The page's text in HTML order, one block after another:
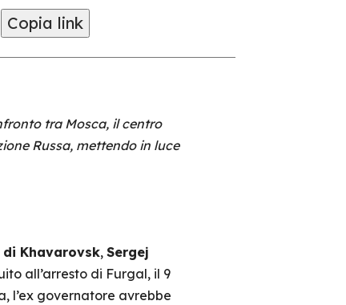
Copia link
tra Mosca, il centro
Russa, mettendo in luce
Khavarovsk, Sergej
all’arresto di Furgal, il 9
l’ex governatore avrebbe